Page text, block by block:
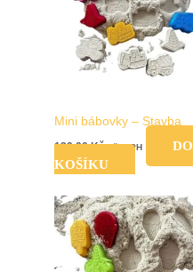
Mini bábovky – Stavba
139,00Kč vč. DPH
DO
KOŠÍKU